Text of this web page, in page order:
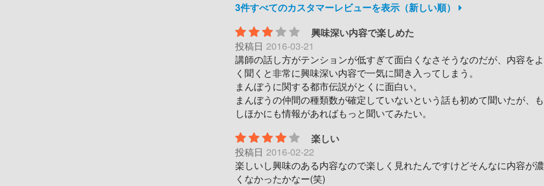
3件すべてのカスタマーレビューを表示（新しい順）
興味深い内容で楽しめた
投稿日 2016-03-21
講師の話し方がテンションが低すぎて面白くなさそうなのだが、内容をよ
く聞くと非常に興味深い内容で一気に聞き入ってしまう。
まんぼうに関する都市伝説がとくに面白い。
まんぼうの仲間の種類数が確定していないという話も初めて聞いたが、も
しほかにも情報があればもっと聞いてみたい。
楽しい
投稿日 2016-02-22
楽しいし興味のある内容なので楽しく見れたんですけどそんなに内容が濃
くなかったかなー(笑)